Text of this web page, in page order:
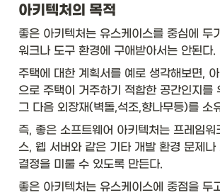
아키텍처의 목적
좋은 아키텍처는 유스케이스를 중심에 두
워크나 도구 환경에 구애받아서는 안된다.
주택에 대한 계획서를 예로 생각해보면,
으로 주택이 거주하기 적합한 공간인지를
그 다음 외장재(벽돌,석조,향나무등)를 소
즉, 좋은 소프트웨어 아키텍처는 프레임워
스, 웹 서버와 같은 기타 개발 환경 문제나
결정을 미룰 수 있도록 만든다.
좋은 아키텍처는 유스케이스에 중점을 두